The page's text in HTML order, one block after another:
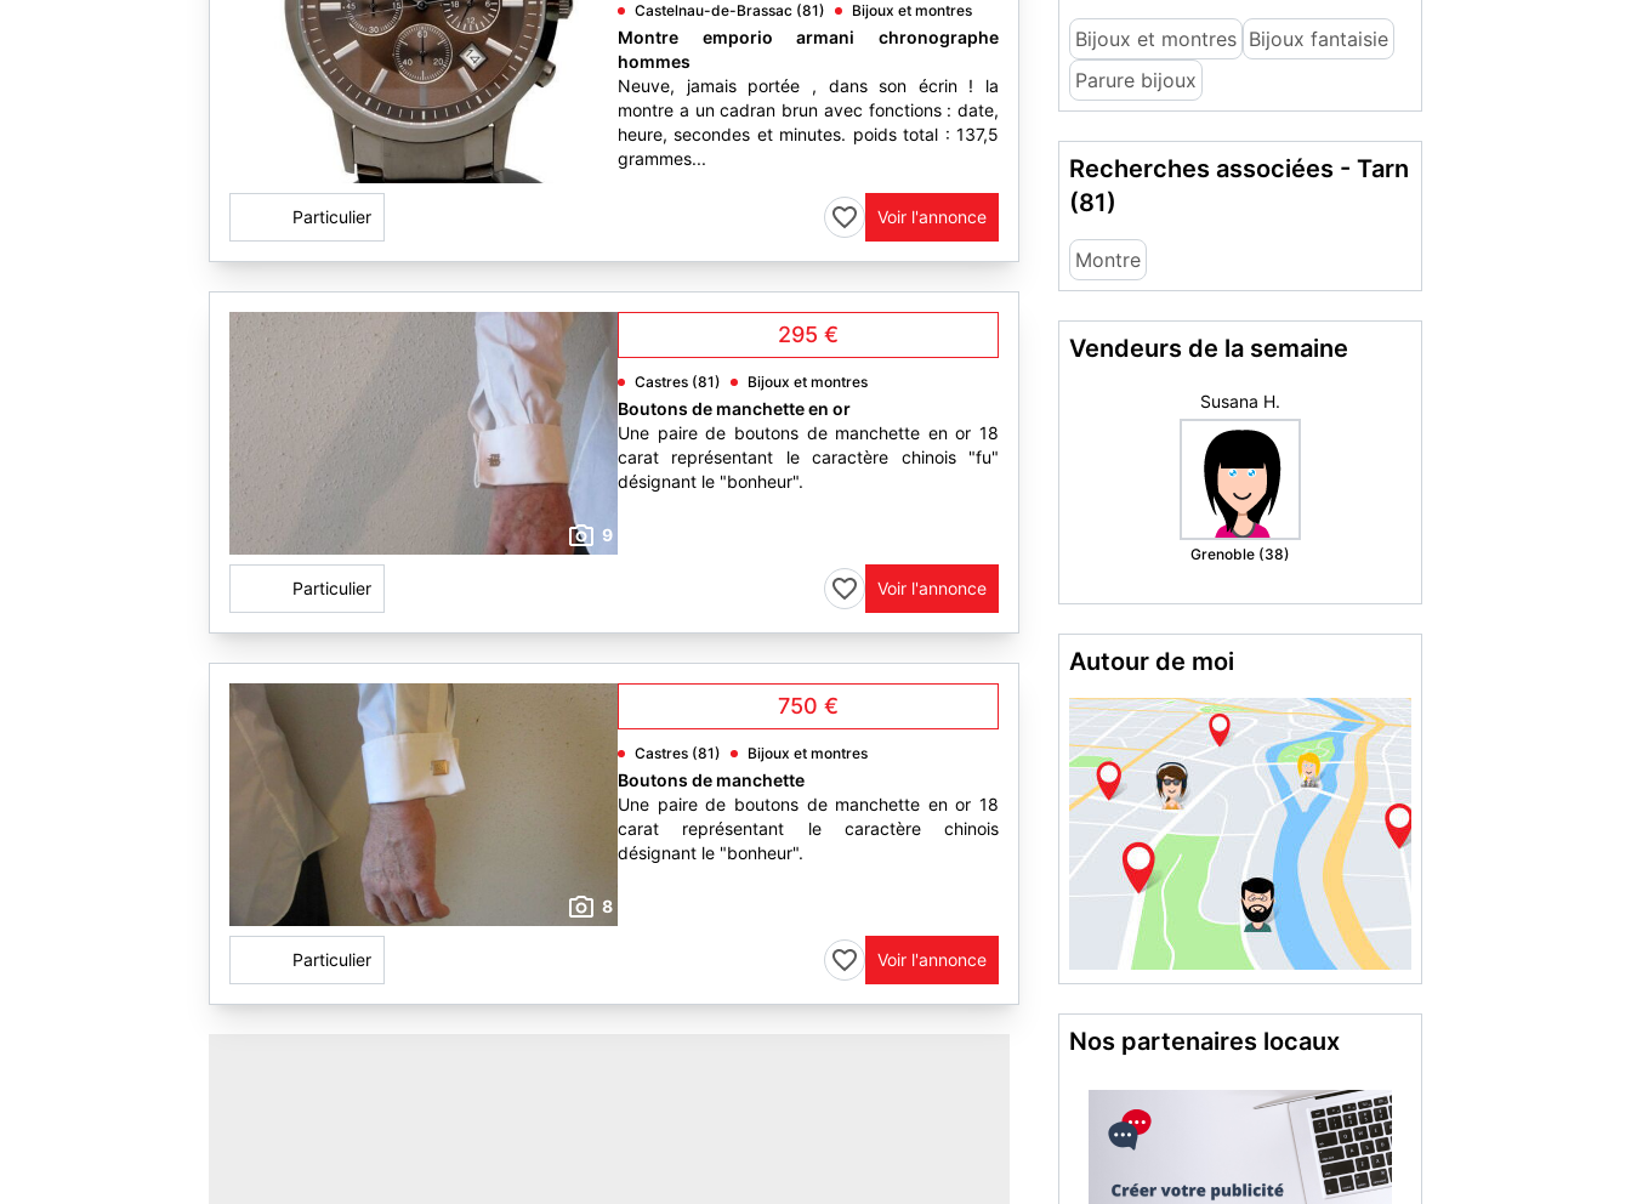
Castelnau-de-Brassac (81) Bijoux et montres
Montre emporio armani chronographe
hommes
Neuve, jamais portée , dans son écrin ! la
montre a un cadran brun avec fonctions : date,
heure, secondes et minutes. poids total : 137,5
grammes...
Particulier Voir l'annonce
9
295 €
Castres (81) Bijoux et montres
Boutons de manchette en or
Une paire de boutons de manchette en or 18
carat représentant le caractère chinois "fu"
désignant le "bonheur".
Particulier Voir l'annonce
8
750 €
Castres (81) Bijoux et montres
Boutons de manchette
Une paire de boutons de manchette en or 18
carat représentant le caractère chinois
désignant le "bonheur".
Particulier Voir l'annonce
Bijoux et montres Bijoux fantaisie
Parure bijoux
Recherches associées - Tarn
(81)
Montre
Vendeurs de la semaine
labuche89
Montargis (45)
Autour de moi
Nos partenaires locaux